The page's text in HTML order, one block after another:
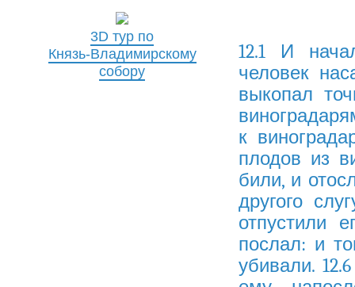
3D тур по
Князь-Владимирскому
собору
12.1 И
человек
выкопал
к
плодов из
били, и
другого
отпустили
послал: и
убивали.